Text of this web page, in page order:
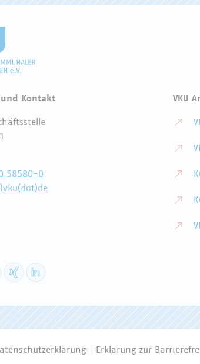
Kontakt
58580-0
VKU
YouTube XING
Erklärung zur